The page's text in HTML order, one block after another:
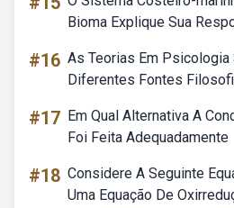
Bioma Explique Sua
#16 As Teorias Em Psicologia
Diferentes Fontes
#17 Em Qual Alternativa A
Foi Feita Adequadamente
#18 Considere A Seguinte
Uma Equação De